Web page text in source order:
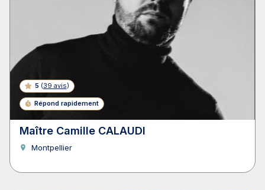
5 (39 avis)
Répond rapidement
Maître Camille CALAUDI
Montpellier